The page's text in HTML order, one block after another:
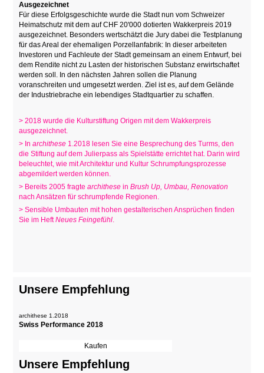
Ausgezeichnet
Für diese Erfolgsgeschichte wurde die Stadt nun vom Schweizer
Heimatschutz mit dem auf CHF 20'000 dotierten Wakkerpreis 2019
ausgezeichnet. Besonders wertschätzt die Jury dabei die Testplanung
für das Areal der ehemaligen Porzellanfabrik: In dieser arbeiteten
Investoren und Fachleute der Stadt gemeinsam an einem Entwurf, bei
dem Rendite nicht zu Lasten der historischen Substanz erwirtschaftet
werden soll. In den nächsten Jahren sollen die Planung
voranschreiten und umgesetzt werden. Ziel ist es, auf dem Gelände
der Industriebrache ein lebendiges Stadtquartier zu schaffen.
> 2018 wurde die Kulturstiftung Origen mit dem Wakkerpreis
ausgezeichnet.
> Inarchithese 1.2018 lesen Sie eine Besprechung des Turms, den
die Stiftung auf dem Julierpass als Spielstätte errichtet hat. Darin wird
beleuchtet, wie mit Architektur und Kultur Schrumpfungsprozesse
abgemildert werden können.
> Bereits 2005 fragtearchithese inBrush Up, Umbau, Renovation
nach Ansätzen für schrumpfende Regionen.
> Sensible Umbauten mit hohen gestalterischen Ansprüchen finden
Sie im HeftNeues Feingefühl.
Unsere Empfehlung
archithese 1.2018
Swiss Performance 2018
Unsere Empfehlung